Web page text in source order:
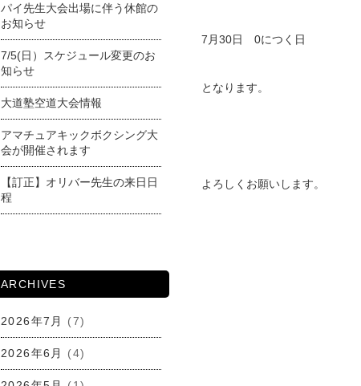
パイ先生大会出場に伴う休館の
お知らせ
7/5(日）スケジュール変更のお
知らせ
大道塾空道大会情報
アマチュアキックボクシング大
会が開催されます
【訂正】オリバー先生の来日日
程
ARCHIVES
2026年7月 (7)
2026年6月 (4)
7月30日 0につく日
となります。
よろしくお願いします。